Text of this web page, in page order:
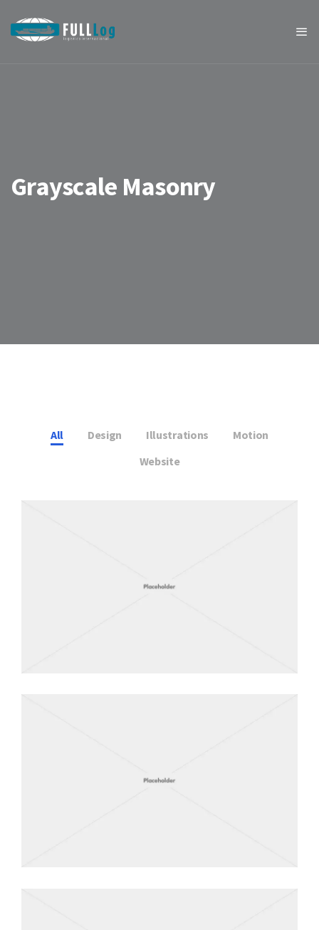
Grayscale Masonry
All Design Illustrations
Motion
Website